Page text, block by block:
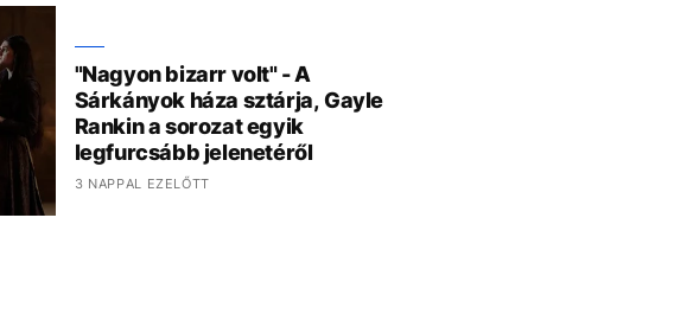
"Nagyon bizarr volt" - A
Sárkányok háza sztárja, Gayle
Rankin a sorozat egyik
legfurcsább jelenetéről
3 NAPPAL EZELŐTT